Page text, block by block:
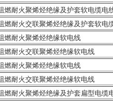
燃耐火聚烯烃绝缘及护套软电缆电
燃耐火交联聚烯烃绝缘及护套软电
燃耐火聚烯烃绝缘软电线
燃耐火交联聚烯烃绝缘软电线
燃耐火聚烯烃绝缘软电线
燃耐火交联聚烯烃绝缘软电线
燃耐火聚烯烃绝缘及护套扁型电缆